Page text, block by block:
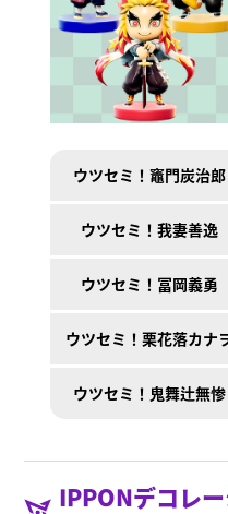
ウツセミ！竈門炭治郎
ウツセミ！我妻善逸
ウツセミ！冨岡義勇
ウツセミ！栗花落カナ
ウツセミ！鬼舞辻󠄀無惨
IPPONデコレ